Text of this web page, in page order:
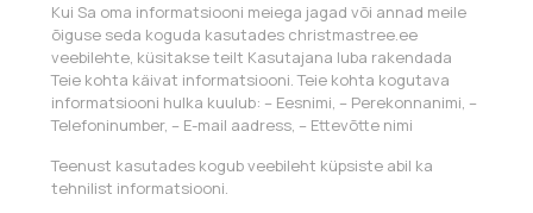
Kui Sa oma informatsiooni meiega jagad või annad meile
õiguse seda koguda kasutades christmastree.ee
veebilehte, küsitakse teilt Kasutajana luba rakendada
Teie kohta käivat informatsiooni. Teie kohta kogutava
informatsiooni hulka kuulub: – Eesnimi, – Perekonnanimi, –
Telefoninumber, – E-mail aadress, – Ettevõtte nimi
Teenust kasutades kogub veebileht küpsiste abil ka
tehnilist informatsiooni.